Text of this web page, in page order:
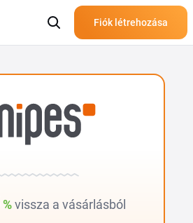
Fiók létrehozása
% vissza a vásárlásból